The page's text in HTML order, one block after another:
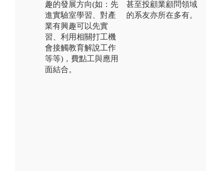
趣的發展方向(如：先
進實驗室學習、對產
業有興趣可以先實
習、利用相關打工機
會接觸教育解說工作
等等)，費點工與應用
面結合。
甚至投顧業顧問領域
的系友亦所在多有。